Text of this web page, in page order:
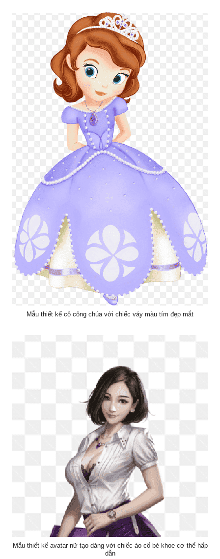
Mẫu thiết kế cô công chúa với chiếc váy màu tím đẹp mắt
Mẫu thiết kế avatar nữ tạo dáng với chiếc áo cổ bẻ khoe cơ thể hấp
dẫn